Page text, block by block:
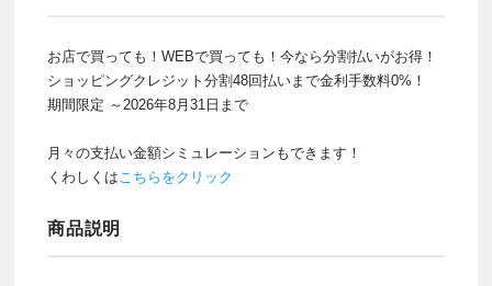
お店で買っても！WEBで買っても！今なら分割払いがお得！
ショッピングクレジット分割48回払いまで金利手数料0%！
期間限定 ～2026年8月31日まで
月々の支払い金額シミュレーションもできます！
くわしくはこちらをクリック
商品説明